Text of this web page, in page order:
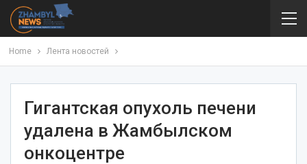
Home Лента новостей
Гигантская опухоль печени
удалена в Жамбылском
онкоцентре